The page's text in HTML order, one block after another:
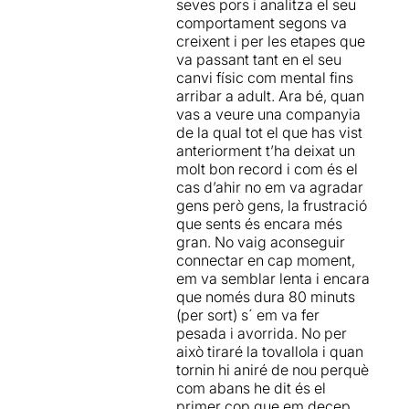
implacables i fins i tot
violents), fins a animals
antropomòrfics i monstres
aparentment inofensius. Dins
d'aquest univers hi caben
tots els temes que a
l'espectador se li puguin
acudir: la gelosia infantil, la
violència dins del nucli
familiar, les contradiccions
dels rols femení i masculí,
els abusos sexuals, la
desconfiança i la por a allò
que és desconegut, etc.
Menció a part mereixen els
ballarins, que com sempre
es mouen a ritmes sincopats
i desafien tota l'estona
l'estructura del cos humà.
Amb la música deTristany i
Isoldade fons, i amb un
perquè almenys per
nosaltresa cada escena la
nostra FASCINACIÓ anava
creixent exponencialment
mesura que s'anava
desenvolupant l'espectacle.
Quina meravella ens han
tornat a regalar els Peeping
Tom !!!
Nosaltres vàrem descobrir
aquesta companyia , com
molt altra gent, l'any 2012 al
Teatre Lliure amb "32 Rue
Vandenbranden" (vegeu
aquellaressenya). L'any
2015 al Mercat de les Flors
ens van tornar a meravellar
amb la seva proposta "À
Louer " (vegeu aquella
ressenya).
adient. En aquest muntatge
et sents partícipvoyeurd'un
viatge per paisatges onírics,
on laguíaturística és una
trastocada nena
mezzosoprano amb tints
del Resplandor, Twin Peaks
La Hora Chanante.
En escena uns intèrprets
multiracials
i intergeneracionals fan vers
emblants desenes de
personatges tronats, gràcies
a undomini excel·lent i
extrem del cos. La posada
en escena cuidada i
generosa t'arrossega cap
al seu catàleg de somnis
inquietants: un univers fosc
i pertorbant, ple de criatures
estranyes i sense sentits. Els
seves pors i analitza el seu
comportament segons va
creixent i per les etapes que
va passant tant en el seu
canvi físic com mental fins
arribar a adult. Ara bé, quan
vas a veure una companyia
de la qual tot el que has vist
anteriorment t’ha deixat un
molt bon record i com és el
cas d’ahir no em va agradar
gens però gens, la frustració
que sents és encara més
gran. No vaig aconseguir
connectar en cap moment,
em va semblar lenta i encara
que només dura 80 minuts
(per sort) s´ em va fer
pesada i avorrida. No per
això tiraré la tovallola i quan
tornin hi aniré de nou perquè
com abans he dit és el